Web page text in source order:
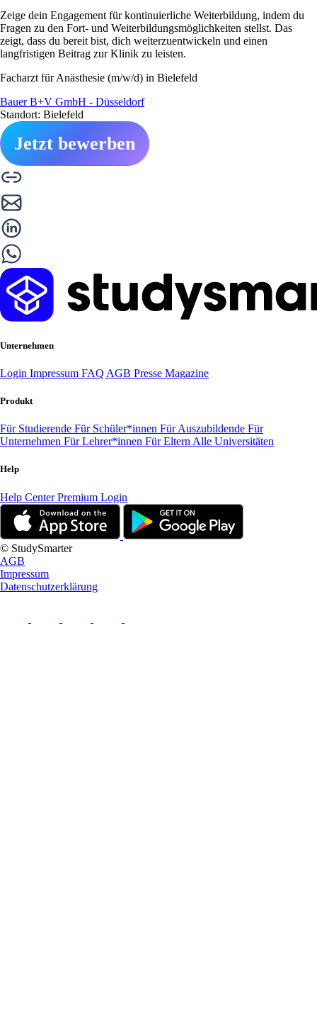
Zeige dein Engagement für kontinuierliche Weiterbildung, indem du
Fragen zu den Fort- und Weiterbildungsmöglichkeiten stellst. Das
zeigt, dass du bereit bist, dich weiterzuentwickeln und einen
langfristigen Beitrag zur Klinik zu leisten.
Facharzt für Anästhesie (m/w/d) in Bielefeld
Bauer B+V GmbH - Düsseldorf
Standort: Bielefeld
Jetzt bewerben
Unternehmen
Login Impressum FAQ AGB Presse Magazine
Produkt
Für Studierende Für Schüler*innen Für Auszubildende Für
Unternehmen Für Lehrer*innen Für Eltern Alle Universitäten
Help
Help CenterPremium Login
© StudySmarter
AGB
Impressum
Datenschutzerklärung